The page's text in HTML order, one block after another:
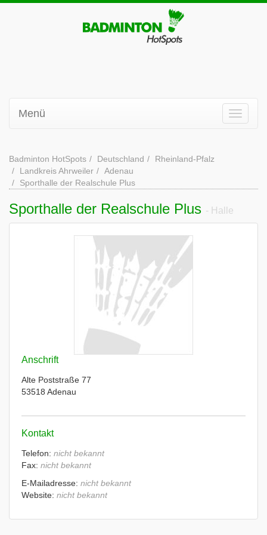
Menü
Badminton HotSpots Deutschland
Rheinland-Pfalz
Landkreis Ahrweiler
Adenau
Sporthalle der Realschule Plus
Sporthalle der Realschule Plus - Halle
Anschrift
Alte Poststraße 77
53518 Adenau
Kontakt
Telefon: nicht bekannt
Fax: nicht bekannt
E-Mailadresse: nicht bekannt
Website: nicht bekannt